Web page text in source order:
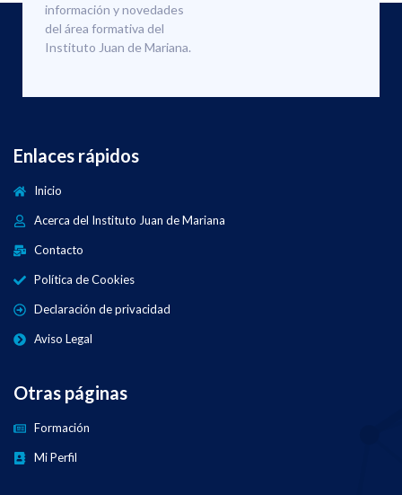
información y novedades
del área formativa del
Instituto Juan de Mariana.
Enlaces rápidos
Inicio
Acerca del Instituto Juan de Mariana
Contacto
Política de Cookies
Declaración de privacidad
Aviso Legal
Otras páginas
Formación
Mi Perfil